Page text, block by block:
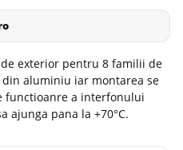
exterior pentru 8 familii de
din aluminiu iar montarea se
functioanre a interfonului
ajunga pana la +70°C.